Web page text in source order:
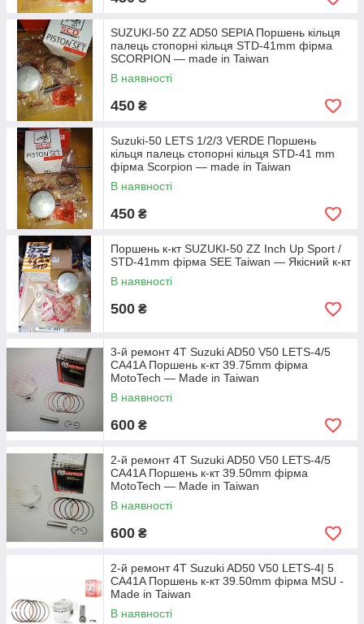
SUZUKI-50 ZZ AD50 SEPIA Поршень кільця
палець стопорні кільця STD-41mm фірма
SCORPION — made in Taiwan
В наявності
450 ₴
Suzuki-50 LETS 1/2/3 VERDE Поршень
кільця палець стопорні кільця STD-41 mm
фірма Scorpion — made in Taiwan
В наявності
450 ₴
Поршень к-кт SUZUKI-50 ZZ Inch Up Sport /
STD-41mm фірма SEE Taiwan — Якісний к-кт
В наявності
500 ₴
3-й ремонт 4T Suzuki AD50 V50 LETS-4/5
CA41A Поршень к-кт 39.75mm фірма
MotoTech — Made in Taiwan
В наявності
600 ₴
2-й ремонт 4T Suzuki AD50 V50 LETS-4/5
CA41A Поршень к-кт 39.50mm фірма
MotoTech — Made in Taiwan
В наявності
600 ₴
2-й ремонт 4T Suzuki AD50 V50 LETS-4| 5
CA41A Поршень к-кт 39.50mm фірма MSU -
Made in Taiwan
В наявності